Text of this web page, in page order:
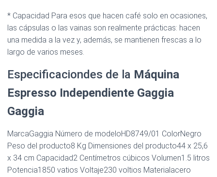
* Capacidad Para esos que hacen café solo en ocasiones,
las cápsulas o las vainas son realmente prácticas: hacen
una medida a la vez y, además, se mantienen frescas a lo
largo de varios meses.
Especificaciondes de la Máquina
Espresso Independiente Gaggia
Gaggia
MarcaGaggia Número de modeloHD8749/01 ColorNegro
Peso del producto8 Kg Dimensiones del producto44 x 25,6
x 34 cm Capacidad2 Centímetros cúbicos Volumen1.5 litros
Potencia1850 vatios Voltaje230 voltios Materialacero